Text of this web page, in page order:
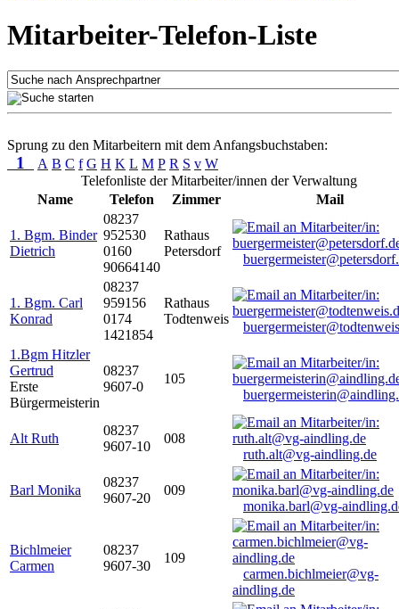
Mitarbeiter-Telefon-Liste
Sprung zu den Mitarbeitern mit dem Anfangsbuchstaben:
1 A B C f G H K L M P R S v W
Telefonliste der Mitarbeiter/innen der Verwaltung
Name
Telefon Zimmer Mail
1. Bgm. Binder
Dietrich
08237
952530
0160
90664140
Rathaus
Petersdorf
1. Bgm. Carl
Konrad
08237
959156
0174
1421854
Rathaus
Todtenweis
1.Bgm Hitzler
Gertrud
Erste
Bürgermeisterin
08237
9607-0
105
Alt Ruth
08237
9607-10
008
ruth.alt@vg-aindling.de
Barl Monika
08237
9607-20
009
monika.barl@vg-
Bichlmeier
Carmen
08237
9607-30
109
carmen.bichlmeier@vg-
aindling.de